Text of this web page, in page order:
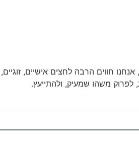
חווים הרבה לחצים אישיים,
לפרוק משהו שמעיק, ולהתייעץ.